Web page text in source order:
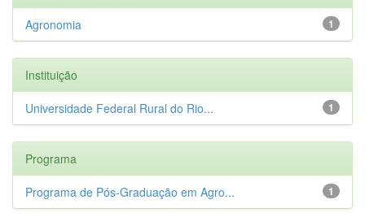
1
Agronomia
Instituição
1
Universidade Federal Rural do Rio...
Programa
1
Programa de Pós-Graduação em Agro...